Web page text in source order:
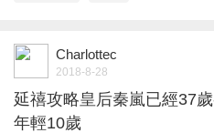
Charlottec
2018-8-28
延禧攻略皇后秦嵐已經37
年輕10歲